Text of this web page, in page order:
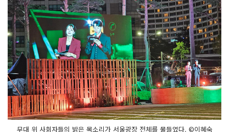
무대 위 사회자들의 밝은 목소리가 서울광장 전체를 물들였다. ©이혜숙